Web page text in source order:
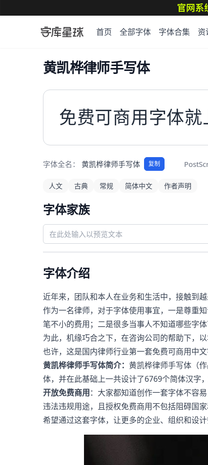
首页 全部字体 字体合集 资
黄凯桦律师手写体
免费可商用字体
字体全名： 黄凯桦律师手写体 复制
人文 古典 常规 简体中文 作者声明
字体家族
字体介绍
近年来，团队和本人在业务和生活中，接触到
作为一名律师，对于字体使用事宜，一是尊重
笔不小的费用；二是很多当事人不知道哪些字
为此，机缘巧合之下，在咨询公司的帮助下，
也许，这是国内律师行业第一套免费可商用中文
黄凯桦律师手写体简介： 黄凯桦律师手写体（
体，并在此基础上一共设计了6769个简体汉字
开放免费商用：大家都知道创作一套字体不容
违法违规用途，且授权免费商用不包括阻碍国
希望通过这套字体，让更多的企业、组织和设